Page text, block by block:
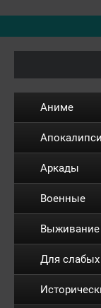
Аниме
Аркады
Военные
Выживание
Для